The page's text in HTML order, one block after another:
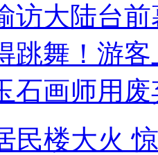
访大陆台
跳舞！游客
石画师用
民楼大火